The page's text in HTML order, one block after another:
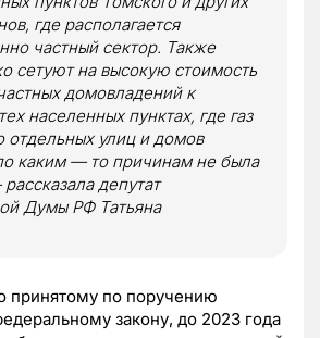
где располагается
частный сектор. Также
сетуют на высокую стоимость
домовладений к
населенных пунктах, где газ
отдельных улиц и домов
каким — то причинам не была
депутат
Думы РФ Татьяна
принятому по поручению
закону, до 2023 года